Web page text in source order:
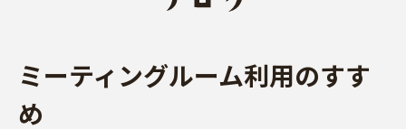
ミーティングルーム利用のすす
め